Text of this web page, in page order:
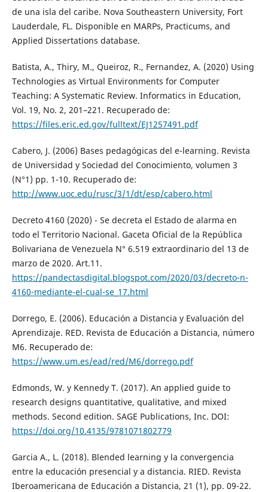
de una isla del caribe. Nova Southeastern University, Fort
Lauderdale, FL. Disponible en MARPs, Practicums, and
Applied Dissertations database.
Batista, A., Thiry, M., Queiroz, R., Fernandez, A. (2020) Using
Technologies as Virtual Environments for Computer
Teaching: A Systematic Review. Informatics in Education,
Vol. 19, No. 2, 201–221. Recuperado de:
https://files.eric.ed.gov/fulltext/EJ1257491.pdf
Cabero, J. (2006) Bases pedagógicas del e-learning. Revista
de Universidad y Sociedad del Conocimiento, volumen 3
(N°1) pp. 1-10. Recuperado de:
http://www.uoc.edu/rusc/3/1/dt/esp/cabero.html
Decreto 4160 (2020) - Se decreta el Estado de alarma en
todo el Territorio Nacional. Gaceta Oficial de la República
Bolivariana de Venezuela N° 6.519 extraordinario del 13 de
marzo de 2020. Art.11.
https://pandectasdigital.blogspot.com/2020/03/decreto-n-
4160-mediante-el-cual-se_17.html
Dorrego, E. (2006). Educación a Distancia y Evaluación del
Aprendizaje. RED. Revista de Educación a Distancia, número
M6. Recuperado de:
https://www.um.es/ead/red/M6/dorrego.pdf
Edmonds, W. y Kennedy T. (2017). An applied guide to
research designs quantitative, qualitative, and mixed
methods. Second edition. SAGE Publications, Inc. DOI:
https://doi.org/10.4135/9781071802779
Garcia A., L. (2018). Blended learning y la convergencia
entre la educación presencial y a distancia. RIED. Revista
Iberoamericana de Educación a Distancia, 21 (1), pp. 09-22.